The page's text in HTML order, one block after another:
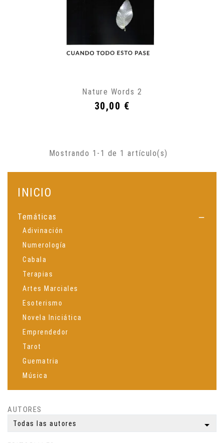
Nature Words 2
Precio
30,00 €
Mostrando 1-1 de 1 artículo(s)
INICIO
Temáticas 
Adivinación
Numerología
Cabala
Terapias
Artes Marciales
Esoterismo
Novela Iniciática
Emprendedor
Tarot
Guematria
Música
Espiritualidad
Meditación
Yoga
AUTORES
Todas las autores arrow_drop_down